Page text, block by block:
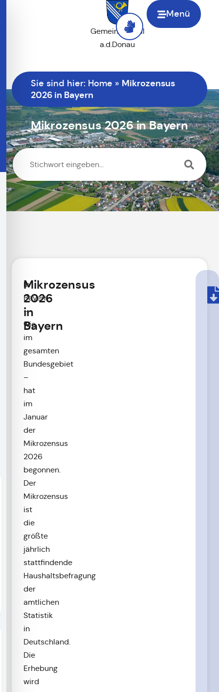
Menü
Gemeinde Saal
a.d.Donau
Sie sind hier: Home » Mikrozensus
2026 in Bayern
Mikrozensus 2026 in Bayern
Mikrozensus
2026
in
Bayern
In
Bayern
–
wie
im
gesamten
Bundesgebiet
–
hat
im
Januar
der
Mikrozensus
2026
begonnen.
Der
Mikrozensus
ist
die
größte
jährlich
stattfindende
Haushaltsbefragung
der
amtlichen
Statistik
in
Deutschland.
Die
Erhebung
wird